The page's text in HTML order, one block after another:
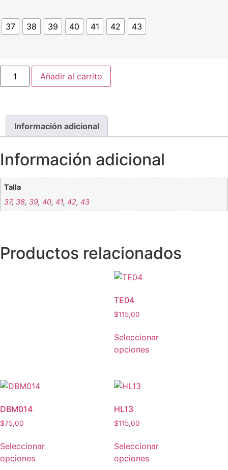
37 38 39 40 41 42 43
Añadir al carrito
Información adicional
Información adicional
Talla
37, 38, 39,40,41,42,43
Productos relacionados
TE04
$115,00
Seleccionar
opciones
DBM014
$75,00
Seleccionar
opciones
HL13
$115,00
Seleccionar
opciones